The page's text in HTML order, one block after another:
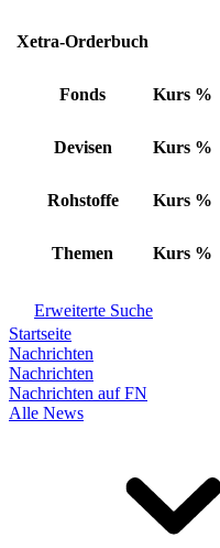
Xetra-Orderbuch
Fonds Kurs %
Devisen Kurs %
Rohstoffe Kurs %
Themen Kurs %
Erweiterte Suche
Startseite
Nachrichten
Nachrichten
Nachrichten auf FN
Alle News